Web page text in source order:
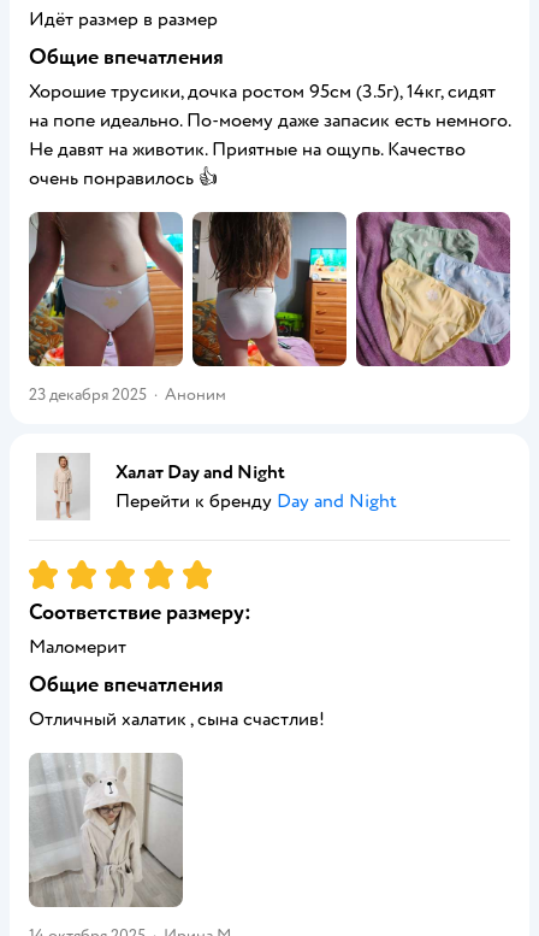
Идёт размер в размер
Общие впечатления
Хорошие трусики, дочка ростом 95см (3.5г), 14кг, сидят
на попе идеально. По-моему даже запасик есть немного.
Не давят на животик. Приятные на ощупь. Качество
очень понравилось 👍
23 декабря 2025 · Аноним
Халат Day and Night
Перейти к бренду Day and Night
Рейтинг:5
Соответствие размеру:
Маломерит
Общие впечатления
Отличный халатик , сына счастлив!